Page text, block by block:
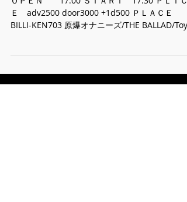
703【REAL BEAT GIG
vol,119】in BILLI-KEN703
ＯＰＥＮ 17:00 ＳＴＡＲＴ 17:30 ＰＬＩＣ
BILLI-KEN703​ 原爆オナニーズ/THE BALLAD/